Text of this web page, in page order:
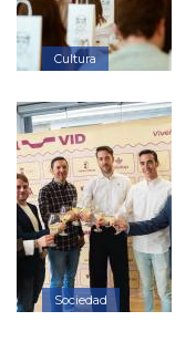
Cultura
Sociedad